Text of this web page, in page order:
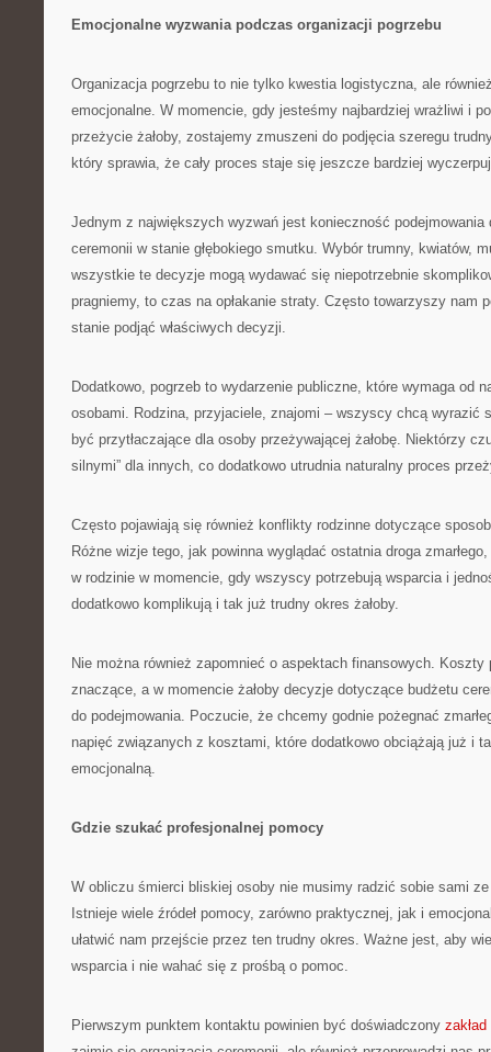
Emocjonalne wyzwania podczas organizacji pogrzebu
Organizacja pogrzebu to nie tylko kwestia logistyczna, ale
emocjonalne. W momencie, gdy jesteśmy najbardziej wrażliwi i
przeżycie żałoby, zostajemy zmuszeni do podjęcia szeregu
który sprawia, że cały proces staje się jeszcze bardziej
Jednym z największych wyzwań jest konieczność
ceremonii w stanie głębokiego smutku. Wybór trumny, kwiatów,
wszystkie te decyzje mogą wydawać się niepotrzebnie
pragniemy, to czas na opłakanie straty. Często towarzyszy nam
stanie podjąć właściwych decyzji.
Dodatkowo, pogrzeb to wydarzenie publiczne, które wymaga od
osobami. Rodzina, przyjaciele, znajomi – wszyscy chcą wyrazić
być przytłaczające dla osoby przeżywającej żałobę. Niektórzy
silnymi” dla innych, co dodatkowo utrudnia naturalny proces
Często pojawiają się również konflikty rodzinne dotyczące
Różne wizje tego, jak powinna wyglądać ostatnia droga
w rodzinie w momencie, gdy wszyscy potrzebują wsparcia i
dodatkowo komplikują i tak już trudny okres żałoby.
Nie można również zapomnieć o aspektach finansowych. Koszty
znaczące, a w momencie żałoby decyzje dotyczące budżetu
do podejmowania. Poczucie, że chcemy godnie pożegnać
napięć związanych z kosztami, które dodatkowo obciążają już i
emocjonalną.
Gdzie szukać profesjonalnej pomocy
W obliczu śmierci bliskiej osoby nie musimy radzić sobie sami
Istnieje wiele źródeł pomocy, zarówno praktycznej, jak i
ułatwić nam przejście przez ten trudny okres. Ważne jest, aby
wsparcia i nie wahać się z prośbą o pomoc.
Pierwszym punktem kontaktu powinien być doświadczony